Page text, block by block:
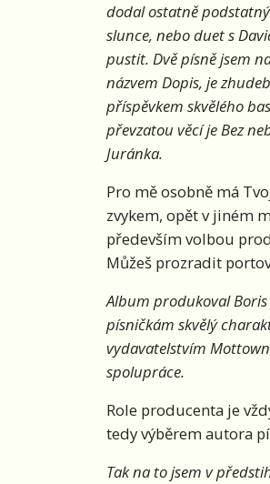
dodal ostatně
slunce, nebo duet s
pustit. Dvě písně jsem
názvem Dopis, je
příspěvkem skvělého
převzatou věcí je Bez
Juránka.
Pro mě osobně má
zvykem, opět v jiném
především volbou
Můžeš prozradit
Album produkoval
písničkám skvělý
vydavatelstvím
spolupráce.
Role producenta je
tedy výběrem autora
Tak na to jsem v